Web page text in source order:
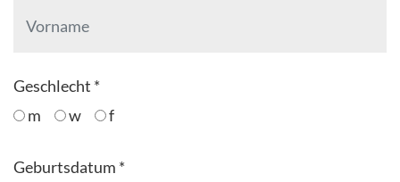
Geschlecht *
m
w f
Geburtsdatum *